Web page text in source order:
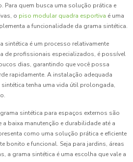
Para quem busca uma solução prática e
o piso modular quadra esportiva é uma
a funcionalidade da grama sintética.
sintética é um processo relativamente
de profissionais especializados, é possível
dias, garantindo que você possa
rapidamente. A instalação adequada
tenha uma vida útil prolongada,
sintética para espaços externos são
a baixa manutenção e durabilidade até a
como uma solução prática e eficiente
bonito e funcional. Seja para jardins, áreas
a grama sintética é uma escolha que vale a